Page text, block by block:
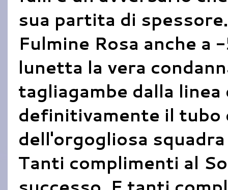
sua partita di spessore.
Fulmine Rosa anche a
lunetta la vera
tagliagambe dalla
definitivamente il tubo
dell'orgogliosa
Tanti complimenti al